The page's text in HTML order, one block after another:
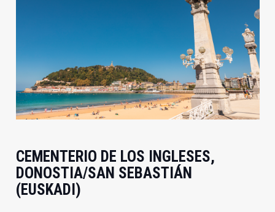
CEMENTERIO DE LOS INGLESES,
DONOSTIA/SAN SEBASTIÁN
(EUSKADI)